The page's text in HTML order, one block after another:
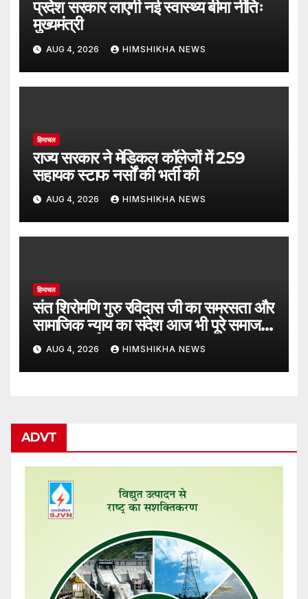
प्रदेश सरकार लाएगी नई स्वास्थ्य बीमा नीतिः
मुख्यमंत्री
AUG 4, 2026 HIMSHIKHA NEWS
हिमाचल
राज्य सरकार ने मेडिकल कॉलेजों में 259
सहायक स्टाफ नर्सों की भर्ती की
AUG 4, 2026 HIMSHIKHA NEWS
हिमाचल
संत शिरोमणि गुरु रविदास जी का समरसता और
सामाजिक न्याय का संदेश आज भी पूरे समाज
का पथप्रदर्शक : जयराम ठाकुर
AUG 4, 2026 HIMSHIKHA NEWS
ADVT